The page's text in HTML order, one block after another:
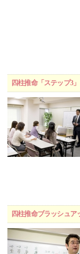
四柱推命「ステップ3
四柱推命ブラッシュ